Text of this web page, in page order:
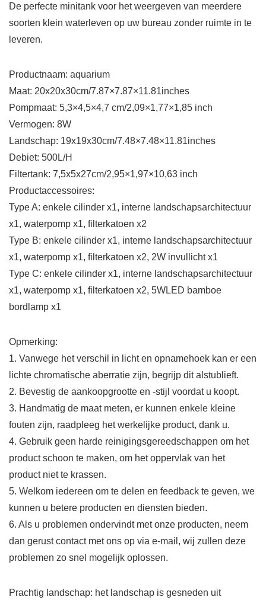
De perfecte minitank voor het weergeven van meerdere
soorten klein waterleven op uw bureau zonder ruimte in te
leveren.
Productnaam: aquarium
Maat: 20x20x30cm/7.87×7.87×11.81inches
Pompmaat: 5,3×4,5×4,7 cm/2,09×1,77×1,85 inch
Vermogen: 8W
Landschap: 19x19x30cm/7.48×7.48×11.81inches
Debiet: 500L/H
Filtertank: 7,5x5x27cm/2,95×1,97×10,63 inch
Productaccessoires:
Type A: enkele cilinder x1, interne landschapsarchitectuur
x1, waterpomp x1, filterkatoen x2
Type B: enkele cilinder x1, interne landschapsarchitectuur
x1, waterpomp x1, filterkatoen x2, 2W invullicht x1
Type C: enkele cilinder x1, interne landschapsarchitectuur
x1, waterpomp x1, filterkatoen x2, 5WLED bamboe
bordlamp x1
Opmerking:
1. Vanwege het verschil in licht en opnamehoek kan er een
lichte chromatische aberratie zijn, begrijp dit alstublieft.
2. Bevestig de aankoopgrootte en -stijl voordat u koopt.
3. Handmatig de maat meten, er kunnen enkele kleine
fouten zijn, raadpleeg het werkelijke product, dank u.
4. Gebruik geen harde reinigingsgereedschappen om het
product schoon te maken, om het oppervlak van het
product niet te krassen.
5. Welkom iedereen om te delen en feedback te geven, we
kunnen u betere producten en diensten bieden.
6. Als u problemen ondervindt met onze producten, neem
dan gerust contact met ons op via e-mail, wij zullen deze
problemen zo snel mogelijk oplossen.
Prachtig landschap: het landschap is gesneden uit